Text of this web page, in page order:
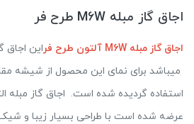
اجاق گاز مبله M6W طرح فر
اجاق گاز مبله M6W آلتون طرح فر
این اجاق
میباشد برای نمای این محصول از شیشه
عرضه شده است با طراحی بسیار زیبا و شیک